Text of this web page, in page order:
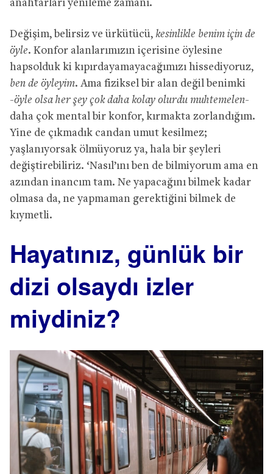
anahtarları yenileme zamanı.
Değişim, belirsiz ve ürkütücü, kesinlikle benim için de
öyle. Konfor alanlarımızın içerisine öylesine
hapsolduk ki kıpırdayamayacağımızı hissediyoruz,
ben de öyleyim. Ama fiziksel bir alan değil benimki
-öyle olsa her şey çok daha kolay olurdu muhtemelen-
daha çok mental bir konfor, kırmakta zorlandığım.
Yine de çıkmadık candan umut kesilmez;
yaşlanıyorsak ölmüyoruz ya, hala bir şeyleri
değiştirebiliriz. ‘Nasıl’ını ben de bilmiyorum ama en
azından inancım tam. Ne yapacağını bilmek kadar
olmasa da, ne yapmaman gerektiğini bilmek de
kıymetli.
Hayatınız, günlük bir
dizi olsaydı izler
miydiniz?